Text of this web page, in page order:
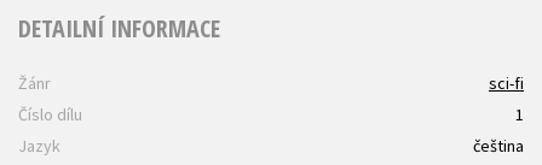
DETAILNÍ INFORMACE
Žánr
sci-fi
Číslo dílu
1
Jazyk
čeština